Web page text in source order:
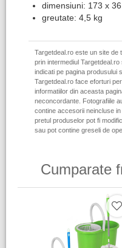
dimensiuni: 173 x
greutate: 4,5 kg
Targetdeal.ro este un site de
prin intermediul
indicati pe pagina produsului
Targetdeal.ro face eforturi
informatiilor din aceasta
neconcordante. Fotografiile
contine accesorii neincluse
pretul produselor pot fi
sau pot contine greseli de
Cumparate